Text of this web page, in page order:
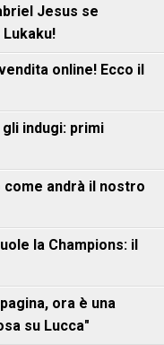
Jesus se
online! Ecco il
indugi: primi
come andrà il nostro
la Champions: il
ora è una
su Lucca"